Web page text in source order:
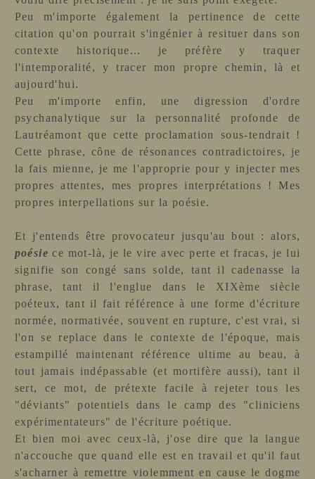
Peu m'importe également la pertinence de cette
citation qu'on pourrait s'ingénier à resituer dans son
contexte historique... je préfère y traquer
l'intemporalité, y tracer mon propre chemin, là et
aujourd'hui.
Peu m'importe enfin, une digression d'ordre
psychanalytique sur la personnalité profonde de
Lautréamont que cette proclamation sous-tendrait !
Cette phrase, cône de résonances contradictoires, je
la fais mienne, je me l'approprie pour y injecter mes
propres attentes, mes propres interprétations ! Mes
propres interpellations sur la poésie.
Et j'entends être provocateur jusqu'au bout : alors,
poésie ce mot-là, je le vire avec perte et fracas, je lui
signifie son congé sans solde, tant il cadenasse la
phrase, tant il l'englue dans le XIXème siècle
poéteux, tant il fait référence à une forme d'écriture
normée, normativée, souvent en rupture, c'est vrai, si
l'on se replace dans le contexte de l'époque, mais
estampillé maintenant référence ultime au beau, à
tout jamais indépassable (et mortifère aussi), tant il
sert, ce mot, de prétexte facile à rejeter tous les
"déviants" potentiels dans le camp des "cliniciens
expérimentateurs" de l'écriture poétique.
Et bien moi avec ceux-là, j'ose dire que la langue
n'accouche que quand elle est en travail et qu'il faut
s'acharner à remettre violemment en cause le dogme